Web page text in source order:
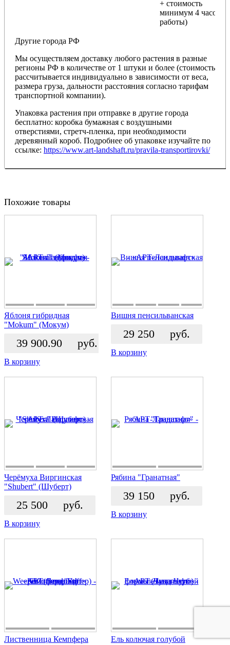
+ стоимость
минимум 4 часов
работы)
Другие города РФ
Мы осуществляем доставку любого растения в разные
регионы РФ в количестве от 1 штуки и более (стоимость
рассчитывается индивидуально в зависимости от веса,
размера груза, дальности расстояния согласно тарифам
транспортной компании).
Упаковка растения при отправке в другие города
бесплатно: коробка бумажная с воздушными
отверстиями, стретч-пленка, при необходимости
деревянный короб. Подробнее об упаковке изучайте по
ссылке: https://www.art-landshaft.ru/pravila-transportirovki/
Похожие товары
Яблоня гибридная
"Mokum" (Мокум)
39 900.90 руб.
В корзину
Вишня пенсильванская
29 250 руб.
В корзину
Черёмуха Виргинская
"Shubert" (Шуберт)
25 500 руб.
В корзину
Рябина "Гранатная"
39 150 руб.
В корзину
Лиственница Кемпфера
Ель колючая голубой